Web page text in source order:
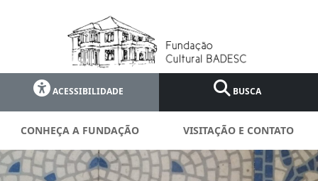
ACESSIBILIDADE BUSCA
CONHEÇA A FUNDAÇÃO VISITAÇÃO E CONTATO